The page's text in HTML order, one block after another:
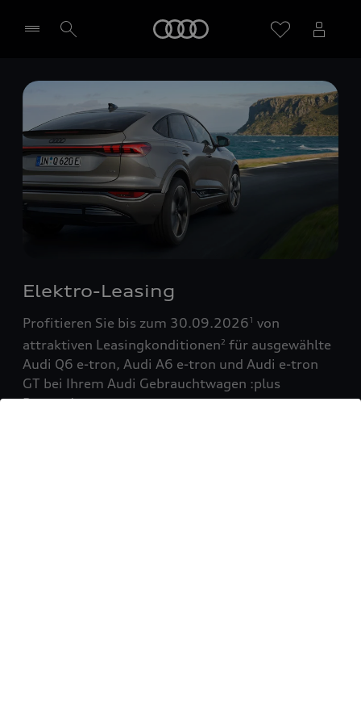
Händler wählen
Elektro-Leasing
Profitieren Sie bis zum 30.09.20261 von
attraktiven Leasingkonditionen2 für ausgewählte
Audi Q6 e-tron, Audi A6 e-tron und Audi e-tron
GT bei Ihrem Audi Gebrauchtwagen :plus
Partner!